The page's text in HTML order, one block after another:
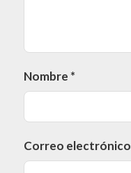
Nombre *
Correo electrónico